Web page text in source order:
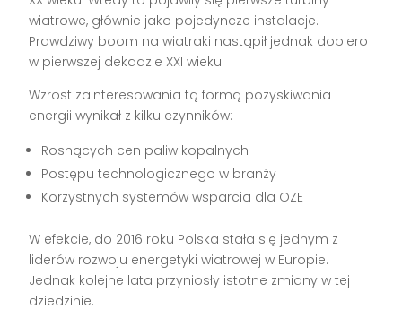
wiatrowe, głównie jako pojedyncze instalacje.
Prawdziwy boom na wiatraki nastąpił jednak dopiero
w pierwszej dekadzie XXI wieku.
Wzrost zainteresowania tą formą pozyskiwania
energii wynikał z kilku czynników:
Rosnących cen paliw kopalnych
Postępu technologicznego w branży
Korzystnych systemów wsparcia dla OZE
W efekcie, do 2016 roku Polska stała się jednym z
liderów rozwoju energetyki wiatrowej w Europie.
Jednak kolejne lata przyniosły istotne zmiany w tej
dziedzinie.